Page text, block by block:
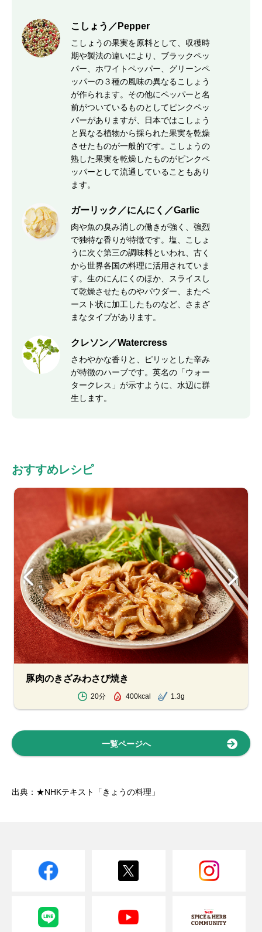
こしょう／Pepper
こしょうの果実を原料として、収穫時
期や製法の違いにより、ブラックペッ
パー、ホワイトペッパー、グリーンペ
ッパーの３種の風味の異なるこしょう
が作られます。その他にペッパーと名
前がついているものとしてピンクペッ
パーがありますが、日本ではこしょう
と異なる植物から採られた果実を乾燥
させたものが一般的です。こしょうの
熟した果実を乾燥したものがピンクペ
ッパーとして流通していることもあり
ます。
ガーリック／にんにく／Garlic
肉や魚の臭み消しの働きが強く、強烈
で独特な香りが特徴です。塩、こしょ
うに次ぐ第三の調味料といわれ、古く
から世界各国の料理に活用されていま
す。生のにんにくのほか、スライスし
て乾燥させたものやパウダー、またペ
ースト状に加工したものなど、さまざ
まなタイプがあります。
クレソン／Watercress
さわやかな香りと、ピリッとした辛み
が特徴のハーブです。英名の「ウォー
タークレス」が示すように、水辺に群
生します。
おすすめレシピ
豚肉のきざみわさび焼き
20分 400kcal 1.3g
一覧ページへ
出典：★NHKテキスト「きょうの料理」